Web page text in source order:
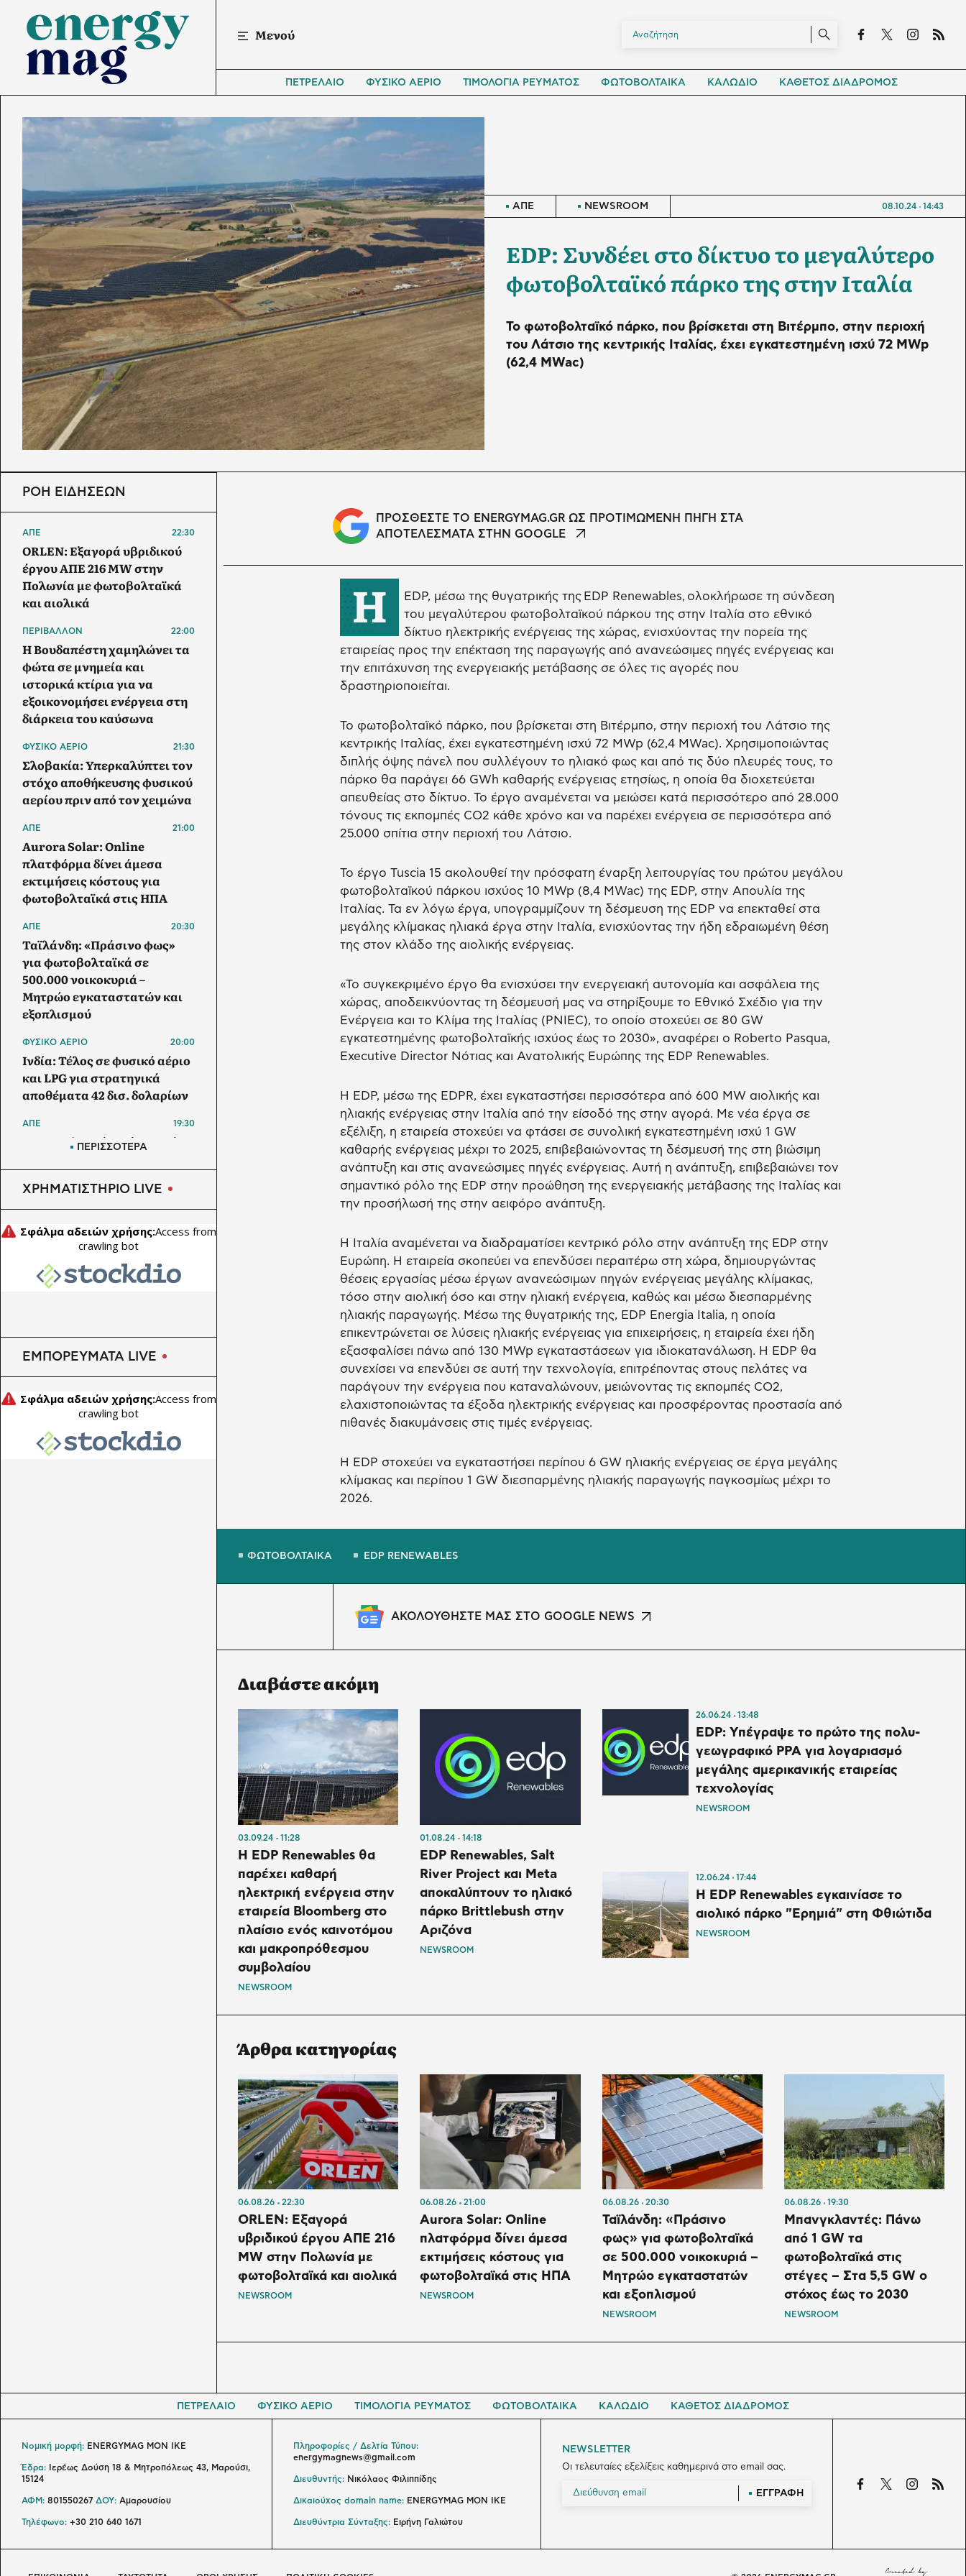
Μενού
ΠΕΤΡΕΛΑΙΟ ΦΥΣΙΚΟ ΑΕΡΙΟ ΤΙΜΟΛΟΓΙΑ ΡΕΥΜΑΤΟΣ ΦΩΤΟΒΟΛΤΑΙΚΑ ΚΑΛΩΔΙΟ ΚΑΘΕΤΟΣ ΔΙΑΔΡΟΜΟΣ
ΑΠΕ NEWSROOM 08.10.24 14:43
EDP: Συνδέει στο δίκτυο το μεγαλύτερο
φωτοβολταϊκό πάρκο της στην Ιταλία
Το φωτοβολταϊκό πάρκο, που βρίσκεται στη Βιτέρμπο, στην περιοχή
του Λάτσιο της κεντρικής Ιταλίας, έχει εγκατεστημένη ισχύ 72 MWp
(62,4 MWac)
ΠΡΟΣΘΕΣΤΕ ΤΟ ENERGYMAG.GR ΩΣ ΠΡΟΤΙΜΩΜΕΝΗ ΠΗΓΗ ΣΤΑ
ΑΠΟΤΕΛΕΣΜΑΤΑ ΣΤΗΝ GOOGLE
Η
EDP, μέσω της θυγατρικής της EDP Renewables, ολοκλήρωσε τη σύνδεση
του μεγαλύτερου φωτοβολταϊκού πάρκου της στην Ιταλία στο εθνικό
δίκτυο ηλεκτρικής ενέργειας της χώρας, ενισχύοντας την πορεία της
εταιρείας προς την επέκταση της παραγωγής από ανανεώσιμες πηγές ενέργειας και
την επιτάχυνση της ενεργειακής μετάβασης σε όλες τις αγορές που
δραστηριοποιείται.
Το φωτοβολταϊκό πάρκο, που βρίσκεται στη Βιτέρμπο, στην περιοχή του Λάτσιο της
κεντρικής Ιταλίας, έχει εγκατεστημένη ισχύ 72 MWp (62,4 MWac). Χρησιμοποιώντας
διπλής όψης πάνελ που συλλέγουν το ηλιακό φως και από τις δύο πλευρές τους, το
πάρκο θα παράγει 66 GWh καθαρής ενέργειας ετησίως, η οποία θα διοχετεύεται
απευθείας στο δίκτυο. Το έργο αναμένεται να μειώσει κατά περισσότερο από 28.000
τόνους τις εκπομπές CO2 κάθε χρόνο και να παρέχει ενέργεια σε περισσότερα από
25.000 σπίτια στην περιοχή του Λάτσιο.
Το έργο Tuscia 15 ακολουθεί την πρόσφατη έναρξη λειτουργίας του πρώτου μεγάλου
φωτοβολταϊκού πάρκου ισχύος 10 MWp (8,4 MWac) της EDP, στην Απουλία της
Ιταλίας. Τα εν λόγω έργα, υπογραμμίζουν τη δέσμευση της EDP να επεκταθεί στα
μεγάλης κλίμακας ηλιακά έργα στην Ιταλία, ενισχύοντας την ήδη εδραιωμένη θέση
της στον κλάδο της αιολικής ενέργειας.
«Το συγκεκριμένο έργο θα ενισχύσει την ενεργειακή αυτονομία και ασφάλεια της
χώρας, αποδεικνύοντας τη δέσμευσή μας να στηρίξουμε το Εθνικό Σχέδιο για την
Ενέργεια και το Κλίμα της Ιταλίας (PNIEC), το οποίο στοχεύει σε 80 GW
εγκατεστημένης φωτοβολταϊκής ισχύος έως το 2030», αναφέρει ο Roberto Pasqua,
Executive Director Νότιας και Ανατολικής Ευρώπης της EDP Renewables.
Η EDP, μέσω της EDPR, έχει εγκαταστήσει περισσότερα από 600 MW αιολικής και
ηλιακής ενέργειας στην Ιταλία από την είσοδό της στην αγορά. Με νέα έργα σε
εξέλιξη, η εταιρεία στοχεύει να φτάσει σε συνολική εγκατεστημένη ισχύ 1 GW
καθαρής ενέργειας μέχρι το 2025, επιβεβαιώνοντας τη δέσμευσή της στη βιώσιμη
ανάπτυξη και στις ανανεώσιμες πηγές ενέργειας. Αυτή η ανάπτυξη, επιβεβαιώνει τον
σημαντικό ρόλο της EDP στην προώθηση της ενεργειακής μετάβασης της Ιταλίας και
την προσήλωσή της στην αειφόρο ανάπτυξη.
Η Ιταλία αναμένεται να διαδραματίσει κεντρικό ρόλο στην ανάπτυξη της EDP στην
Ευρώπη. Η εταιρεία σκοπεύει να επενδύσει περαιτέρω στη χώρα, δημιουργώντας
θέσεις εργασίας μέσω έργων ανανεώσιμων πηγών ενέργειας μεγάλης κλίμακας,
τόσο στην αιολική όσο και στην ηλιακή ενέργεια, καθώς και μέσω διεσπαρμένης
ηλιακής παραγωγής. Μέσω της θυγατρικής της, EDP Energia Italia, η οποία
επικεντρώνεται σε λύσεις ηλιακής ενέργειας για επιχειρήσεις, η εταιρεία έχει ήδη
εξασφαλίσει πάνω από 130 MWp εγκαταστάσεων για ιδιοκατανάλωση. Η EDP θα
συνεχίσει να επενδύει σε αυτή την τεχνολογία, επιτρέποντας στους πελάτες να
παράγουν την ενέργεια που καταναλώνουν, μειώνοντας τις εκπομπές CO2,
ελαχιστοποιώντας τα έξοδα ηλεκτρικής ενέργειας και προσφέροντας προστασία από
πιθανές διακυμάνσεις στις τιμές ενέργειας.
Η EDP στοχεύει να εγκαταστήσει περίπου 6 GW ηλιακής ενέργειας σε έργα μεγάλης
κλίμακας και περίπου 1 GW διεσπαρμένης ηλιακής παραγωγής παγκοσμίως μέχρι το
2026.
ΦΩΤΟΒΟΛΤΑΙΚΑ EDP RENEWABLES
ΑΚΟΛΟΥΘΗΣΤΕ ΜΑΣ ΣΤΟ GOOGLE NEWS
Διαβάστε ακόμη
03.09.24 11:28
Η EDP Renewables θα
παρέχει καθαρή
ηλεκτρική ενέργεια στην
εταιρεία Bloomberg στο
πλαίσιο ενός καινοτόμου
και μακροπρόθεσμου
συμβολαίου
NEWSROOM
01.08.24 14:18
EDP Renewables, Salt
River Project και Meta
αποκαλύπτουν το ηλιακό
πάρκο Brittlebush στην
Αριζόνα
NEWSROOM
26.06.24 13:48
EDP: Υπέγραψε το πρώτο της πολυ-
γεωγραφικό PPA για λογαριασμό
μεγάλης αμερικανικής εταιρείας
τεχνολογίας
NEWSROOM
12.06.24 17:44
Η EDP Renewables εγκαινίασε το
αιολικό πάρκο "Ερημιά" στη Φθιώτιδα
NEWSROOM
Άρθρα κατηγορίας
06.08.26 22:30
ORLEN: Εξαγορά
υβριδικού έργου ΑΠΕ 216
MW στην Πολωνία με
φωτοβολταϊκά και αιολικά
NEWSROOM
06.08.26 21:00
Aurora Solar: Online
πλατφόρμα δίνει άμεσα
εκτιμήσεις κόστους για
φωτοβολταϊκά στις ΗΠΑ
NEWSROOM
06.08.26 20:30
Ταϊλάνδη: «Πράσινο
φως» για φωτοβολταϊκά
σε 500.000 νοικοκυριά –
Μητρώο εγκαταστατών
και εξοπλισμού
NEWSROOM
06.08.26 19:30
Μπανγκλαντές: Πάνω
από 1 GW τα
φωτοβολταϊκά στις
στέγες – Στα 5,5 GW ο
στόχος έως το 2030
NEWSROOM
ΡΟΗ ΕΙΔΗΣΕΩΝ
ΑΠΕ 22:30
ORLEN: Εξαγορά υβριδικού
έργου ΑΠΕ 216 MW στην
Πολωνία με φωτοβολταϊκά
και αιολικά
ΠΕΡΙΒΑΛΛΟΝ 22:00
Η Βουδαπέστη χαμηλώνει τα
φώτα σε μνημεία και
ιστορικά κτίρια για να
εξοικονομήσει ενέργεια στη
διάρκεια του καύσωνα
ΦΥΣΙΚΟ ΑΕΡΙΟ 21:30
Σλοβακία: Υπερκαλύπτει τον
στόχο αποθήκευσης φυσικού
αερίου πριν από τον χειμώνα
ΑΠΕ 21:00
Aurora Solar: Online
πλατφόρμα δίνει άμεσα
εκτιμήσεις κόστους για
φωτοβολταϊκά στις ΗΠΑ
ΑΠΕ 20:30
Ταϊλάνδη: «Πράσινο φως»
για φωτοβολταϊκά σε
500.000 νοικοκυριά –
Μητρώο εγκαταστατών και
εξοπλισμού
ΦΥΣΙΚΟ ΑΕΡΙΟ 20:00
Ινδία: Τέλος σε φυσικό αέριο
και LPG για στρατηγικά
αποθέματα 42 δισ. δολαρίων
ΑΠΕ 19:30
Μπανγκλαντές: Πάνω από 1
στέγες – Στα 5,5 GW ο στόχος
έως το 2030
Το Nissan Qashqai με το νέο
σύστημα e-POWER κατακτά
ρεκόρ Guinness
ΠΕΡΙΣΣΟΤΕΡΑ
ΧΡΗΜΑΤΙΣΤΗΡΙΟ LIVE
ΕΜΠΟΡΕΥΜΑΤΑ LIVE
ΠΕΤΡΕΛΑΙΟ ΦΥΣΙΚΟ ΑΕΡΙΟ ΤΙΜΟΛΟΓΙΑ ΡΕΥΜΑΤΟΣ ΦΩΤΟΒΟΛΤΑΙΚΑ ΚΑΛΩΔΙΟ ΚΑΘΕΤΟΣ ΔΙΑΔΡΟΜΟΣ
NEWSLETTER
Οι τελευταίες εξελίξεις καθημερινά στο email σας.
ΕΓΓΡΑΦΗ
Νομική μορφή: ENERGYMAG MON IKE
Έδρα: Ιερέως Δούση 18 & Μητροπόλεως 43, Μαρούσι,
15124
ΑΦΜ: 801550267 ΔΟΥ: Αμαρουσίου
Τηλέφωνο: +30 210 640 1671
Πληροφορίες / Δελτία Τύπου:
energymagnews@gmail.com
Διευθυντής: Νικόλαος Φιλιππίδης
Δικαιούχος domain name: ENERGYMAG ΜΟΝ ΙΚΕ
Διευθύντρια Σύνταξης: Ειρήνη Γαλιώτου